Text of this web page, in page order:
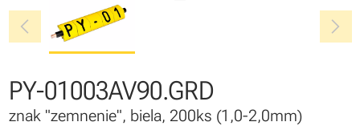
chevron_left chevron_right
PY-01003AV90.GRD
znak "zemnenie", biela, 200ks (1,0-2,0mm)